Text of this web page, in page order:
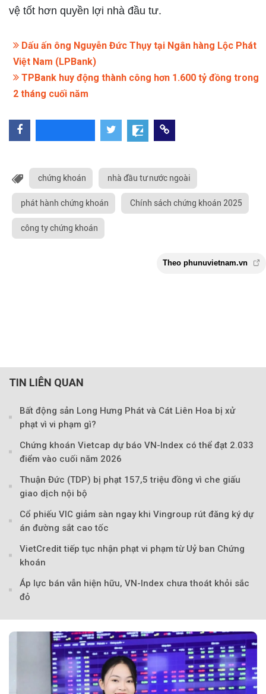
vệ tốt hơn quyền lợi nhà đầu tư.
Dấu ấn ông Nguyễn Đức Thụy tại Ngân hàng Lộc Phát
Việt Nam (LPBank)
TPBank huy động thành công hơn 1.600 tỷ đồng trong
2 tháng cuối năm
chứng khoán nhà đầu tư nước ngoài
phát hành chứng khoán Chính sách chứng khoán 2025
công ty chứng khoán
Theo
TIN LIÊN QUAN
Bất động sản Long Hưng Phát và Cát Liên Hoa bị xử
phạt vì vi phạm gì?
Chứng khoán Vietcap dự báo VN-Index có thể đạt 2.033
điểm vào cuối năm 2026
Thuận Đức (TDP) bị phạt 157,5 triệu đồng vì che giấu
giao dịch nội bộ
Cổ phiếu VIC giảm sàn ngay khi Vingroup rút đăng ký dự
án đường sắt cao tốc
VietCredit tiếp tục nhận phạt vi phạm từ Uỷ ban Chứng
khoán
Áp lực bán vẫn hiện hữu, VN-Index chưa thoát khỏi sắc
đỏ